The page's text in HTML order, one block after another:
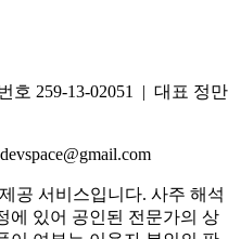
호 259-13-02051 | 대표 정만
공 서비스입니다. 사주 해석
에 있어 공인된 전문가의 상